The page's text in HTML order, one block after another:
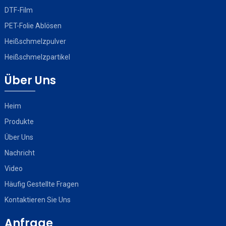
DTF-Film
PET-Folie Ablösen
Heißschmelzpulver
Heißschmelzpartikel
Über Uns
Heim
Produkte
Über Uns
Nachricht
Video
Häufig Gestellte Fragen
Kontaktieren Sie Uns